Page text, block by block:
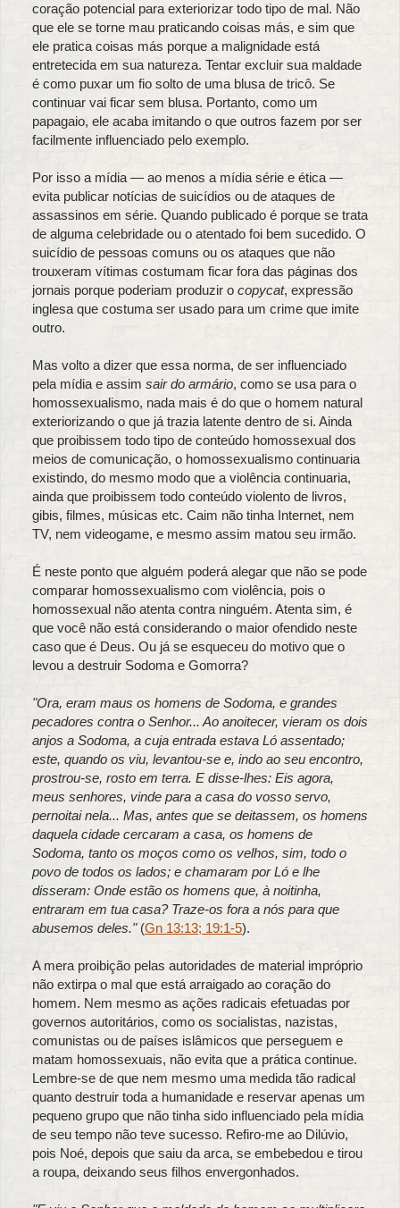
coração potencial para exteriorizar todo tipo de mal. Não
que ele se torne mau praticando coisas más, e sim que
ele pratica coisas más porque a malignidade está
entretecida em sua natureza. Tentar excluir sua maldade
é como puxar um fio solto de uma blusa de tricô. Se
continuar vai ficar sem blusa. Portanto, como um
papagaio, ele acaba imitando o que outros fazem por ser
facilmente influenciado pelo exemplo.
Por isso a mídia — ao menos a mídia série e ética —
evita publicar notícias de suicídios ou de ataques de
assassinos em série. Quando publicado é porque se trata
de alguma celebridade ou o atentado foi bem sucedido. O
suicídio de pessoas comuns ou os ataques que não
trouxeram vítimas costumam ficar fora das páginas dos
jornais porque poderiam produzir o copycat, expressão
inglesa que costuma ser usado para um crime que imite
outro.
Mas volto a dizer que essa norma, de ser influenciado
pela mídia e assim sair do armário, como se usa para o
homossexualismo, nada mais é do que o homem natural
exteriorizando o que já trazia latente dentro de si. Ainda
que proibissem todo tipo de conteúdo homossexual dos
meios de comunicação, o homossexualismo continuaria
existindo, do mesmo modo que a violência continuaria,
ainda que proibissem todo conteúdo violento de livros,
gibis, filmes, músicas etc. Caim não tinha Internet, nem
TV, nem videogame, e mesmo assim matou seu irmão.
É neste ponto que alguém poderá alegar que não se pode
comparar homossexualismo com violência, pois o
homossexual não atenta contra ninguém. Atenta sim, é
que você não está considerando o maior ofendido neste
caso que é Deus. Ou já se esqueceu do motivo que o
levou a destruir Sodoma e Gomorra?
"Ora, eram maus os homens de Sodoma, e grandes
pecadores contra o Senhor... Ao anoitecer, vieram os dois
anjos a Sodoma, a cuja entrada estava Ló assentado;
este, quando os viu, levantou-se e, indo ao seu encontro,
prostrou-se, rosto em terra. E disse-lhes: Eis agora,
meus senhores, vinde para a casa do vosso servo,
pernoitai nela... Mas, antes que se deitassem, os homens
daquela cidade cercaram a casa, os homens de
Sodoma, tanto os moços como os velhos, sim, todo o
povo de todos os lados; e chamaram por Ló e lhe
disseram: Onde estão os homens que, à noitinha,
entraram em tua casa? Traze-os fora a nós para que
abusemos deles."(Gn 13:13; 19:1-5).
A mera proibição pelas autoridades de material impróprio
não extirpa o mal que está arraigado ao coração do
homem. Nem mesmo as ações radicais efetuadas por
governos autoritários, como os socialistas, nazistas,
comunistas ou de países islâmicos que perseguem e
matam homossexuais, não evita que a prática continue.
Lembre-se de que nem mesmo uma medida tão radical
quanto destruir toda a humanidade e reservar apenas um
pequeno grupo que não tinha sido influenciado pela mídia
de seu tempo não teve sucesso. Refiro-me ao Dilúvio,
pois Noé, depois que saiu da arca, se embebedou e tirou
a roupa, deixando seus filhos envergonhados.